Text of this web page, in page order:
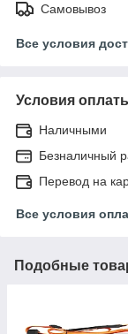
Самовывоз
Все условия
Условия
Наличными
Безналичный
Перевод на
Все условия
Подобные